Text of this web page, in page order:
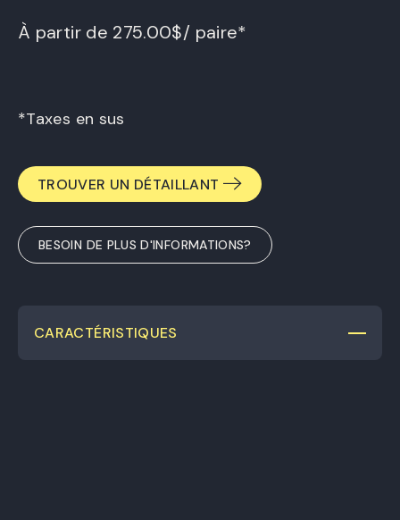
À partir de 275.00$/ paire*
*Taxes en sus
TROUVER UN DÉTAILLANT
BESOIN DE PLUS D'INFORMATIONS?
CARACTÉRISTIQUES